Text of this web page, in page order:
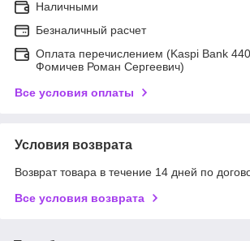
Наличными
Безналичный расчет
Оплата перечислением (Kaspi Bank
Фомичев Роман Сергеевич)
Все условия оплаты
Условия возврата
Возврат товара в течение 14 дней по
Все условия возврата